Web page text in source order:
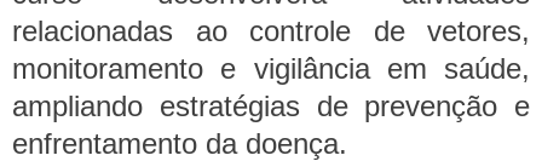
relacionadas ao controle de vetores,
monitoramento e vigilância em saúde,
ampliando estratégias de prevenção e
enfrentamento da doença.